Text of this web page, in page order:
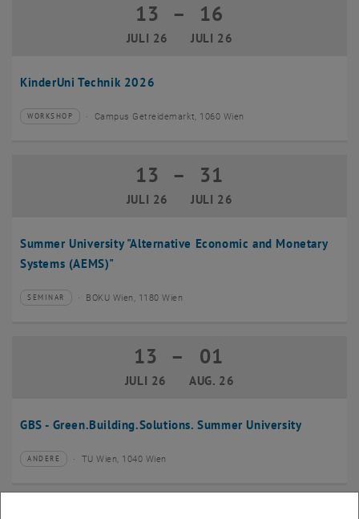
KinderUni Technik 2026
13
JULI 26
13 Juli 2026 bis 16 Juli 2026
– 16
JULI 26
Veranstaltungstyp:
WORKSHOP
Veranstaltungsort:Campus Getreidemarkt, 1060 Wien
Summer University "Alternative Economic and Monetary
Systems (AEMS)"
13
JULI 26
13 Juli 2026 bis 31 Juli 2026
– 31
JULI 26
Veranstaltungstyp:
SEMINAR
Veranstaltungsort:BOKU Wien, 1180 Wien
GBS - Green.Building.Solutions. Summer University
13
JULI 26
13 Juli 2026 bis 01 August 2026
– 01
AUG. 26
Veranstaltungstyp:
ANDERE
Veranstaltungsort:TU Wien, 1040 Wien